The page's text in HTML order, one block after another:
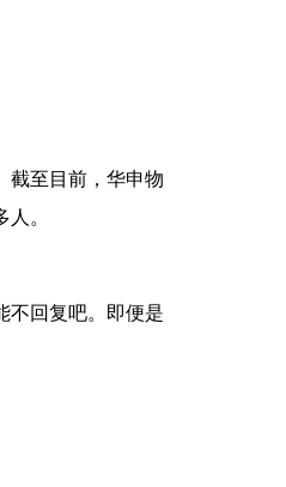
截至目前，华申物
人。
不回复吧。即便是